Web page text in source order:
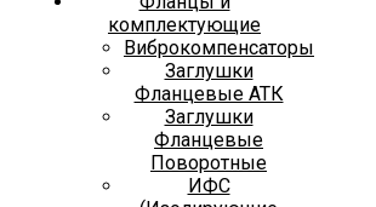
комплектующие
Виброкомпенсаторы
Заглушки
Фланцевые АТК
Заглушки
Фланцевые
Поворотные
ИФС